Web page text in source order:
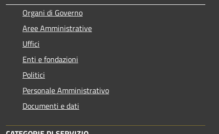
Organi di Governo
Aree Amministrative
Uffici
Enti e fondazioni
Politici
Personale Amministrativo
Documenti e dati